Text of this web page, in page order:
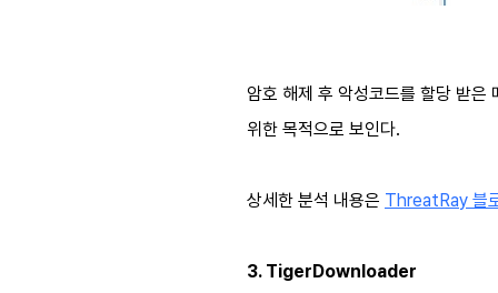
암호 해제 후 악성코드를 할당 받
위한 목적으로 보인다.
상세한 분석 내용은 ThreatRay 블
3. TigerDownloader